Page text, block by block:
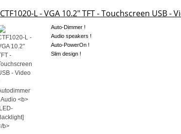
CTF1020-L - VGA 10.2" TFT - Touchscreen USB
Auto-Dimmer !
Audio speakers !
Auto-PowerOn !
Slim design !